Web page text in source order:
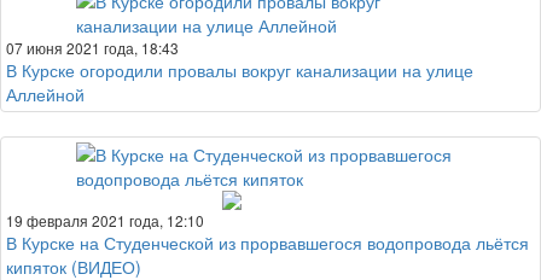
07 июня 2021 года, 18:43
В Курске огородили провалы вокруг канализации на улице
Аллейной
19 февраля 2021 года, 12:10
В Курске на Студенческой из прорвавшегося водопровода льётся
кипяток (ВИДЕО)